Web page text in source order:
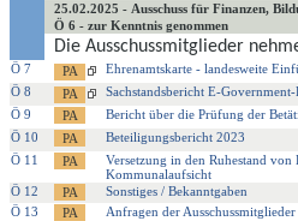
25.02.2025 - Ausschuss für Finanzen,
Ö 6 - zur Kenntnis genommen
Die Ausschussmitglieder
Ö 7
Ehrenamtskarte - landesweite
Ö 8
Sachstandsbericht E-
Ö 9
Bericht über die Prüfung der
Ö 10
Beteiligungsbericht 2023
Ö 11
Versetzung in den Ruhestand
Kommunalaufsicht
Ö 12
Sonstiges / Bekanntgaben
Ö 13
Anfragen der Ausschussmitglieder